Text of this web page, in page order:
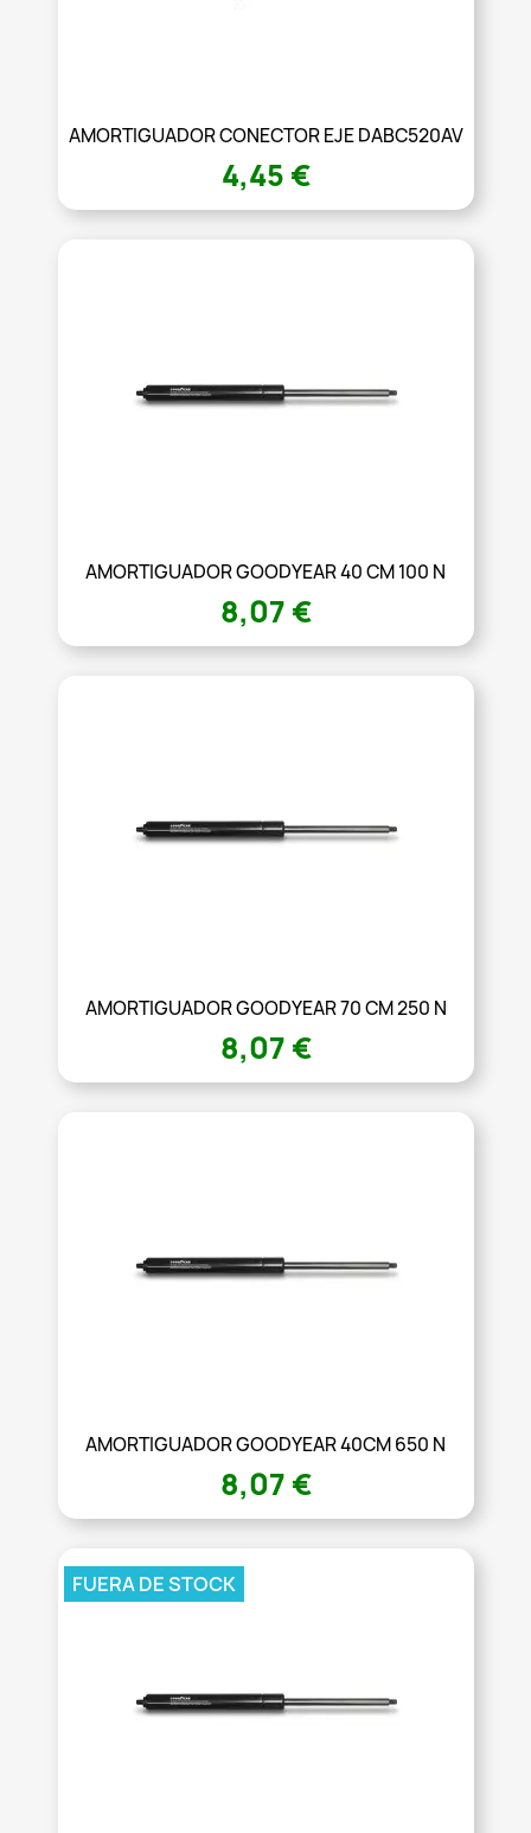
AMORTIGUADOR CONECTOR EJE DABC520AV
4,45 €
AMORTIGUADOR GOODYEAR 40 CM 100 N
8,07 €
AMORTIGUADOR GOODYEAR 70 CM 250 N
8,07 €
AMORTIGUADOR GOODYEAR 40CM 650 N
8,07 €
FUERA DE STOCK